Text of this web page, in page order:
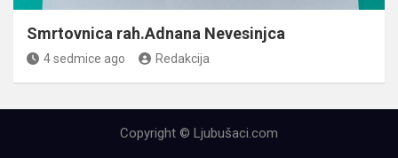
Smrtovnica rah.Adnana Nevesinjca
4 sedmice ago Redakcija
Copyright © Ljubušaci.com